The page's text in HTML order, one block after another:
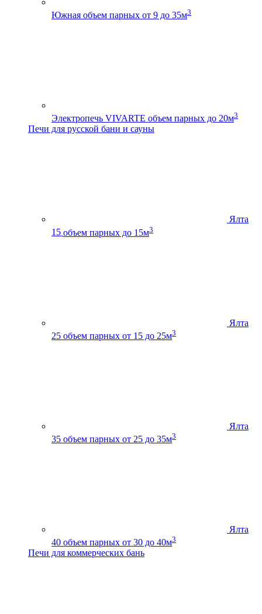
Южная объем парных от 9 до 35м3
Электропечь VIVARTE объем парных до 20м3
Печи для русской бани и сауны
Ялта
15 объем парных до 15м3
Ялта
25 объем парных от 15 до 25м3
Ялта
35 объем парных от 25 до 35м3
Ялта
40 объем парных от 30 до 40м3
Печи для коммерческих бань